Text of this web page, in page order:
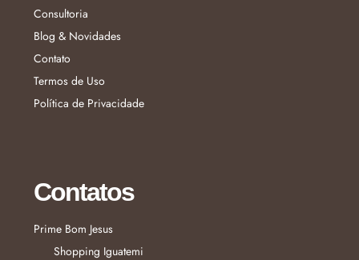
Consultoria
Blog & Novidades
Contato
Termos de Uso
Política de Privacidade
Contatos
Prime Bom Jesus
Shopping Iguatemi